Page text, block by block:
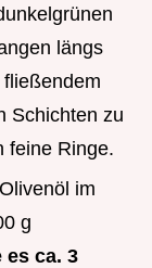
längs
Schichten zu
feine Ringe.
im
g
es ca. 3